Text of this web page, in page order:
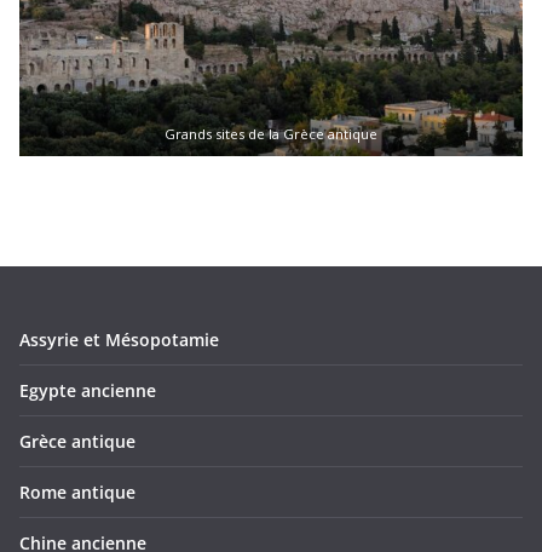
Grands sites de la Grèce antique
Assyrie et Mésopotamie
Egypte ancienne
Grèce antique
Rome antique
Chine ancienne